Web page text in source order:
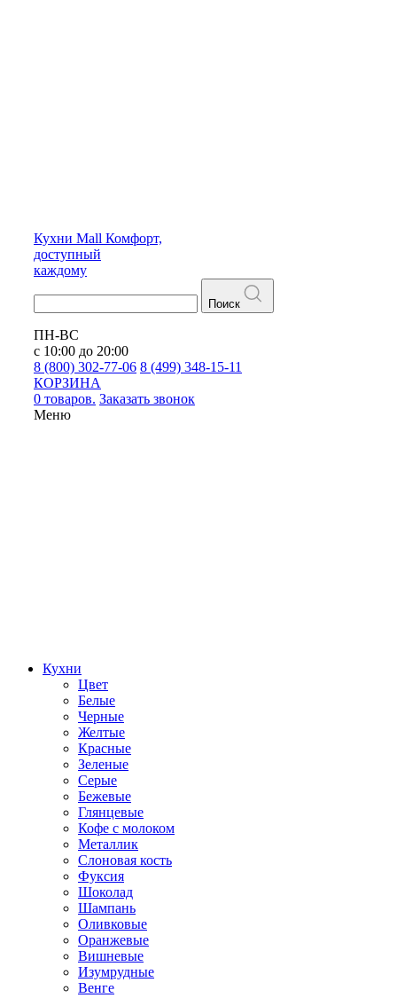
Кухни Mall Комфорт,
доступный
каждому
Поиск
ПН-ВС
с 10:00 до 20:00
8 (800) 302-77-06 8 (499) 348-15-11
КОРЗИНА
0 товаров. Заказать звонок
Меню
Кухни
Цвет
Белые
Черные
Желтые
Красные
Зеленые
Серые
Бежевые
Глянцевые
Кофе с молоком
Металлик
Слоновая кость
Фуксия
Шоколад
Шампань
Оливковые
Оранжевые
Вишневые
Изумрудные
Венге